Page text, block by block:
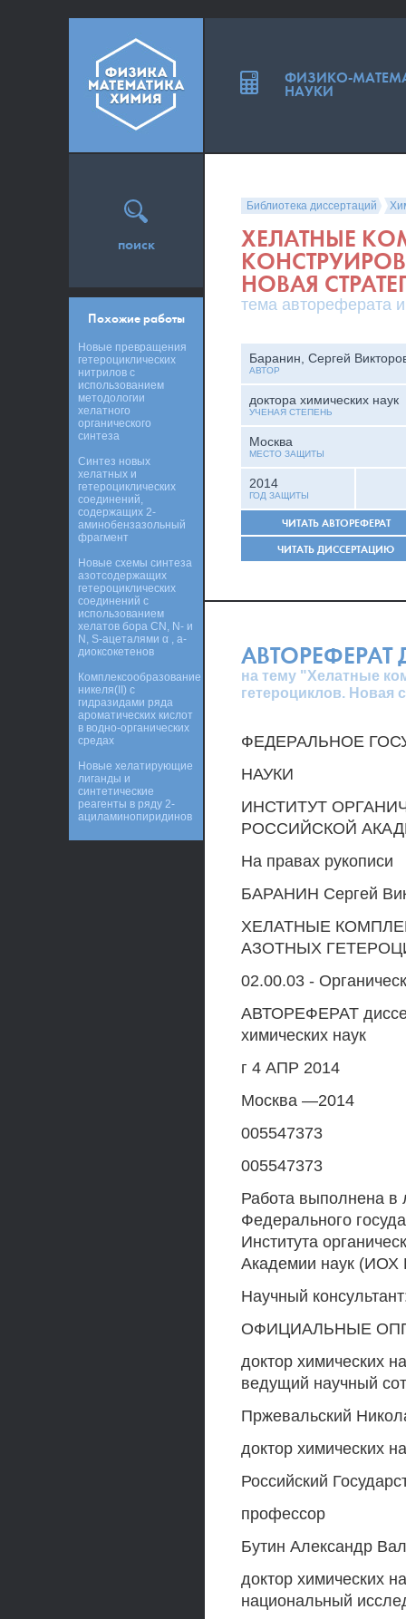
Библиотека диссертаций
ХЕЛАТНЫЕ
НОВАЯ
тема автореферата
Баранин, Сергей
АВТОР
доктора химических наук
УЧЕНАЯ СТЕПЕНЬ
Москва
МЕСТО ЗАЩИТЫ
2014
ГОД ЗАЩИТЫ
ЧИТАТЬ АВТОРЕФЕРАТ
ЧИТАТЬ ДИССЕРТАЦИЮ
АВТОРЕФЕРАТ
на тему "Хелатные
гетероциклов. Новая
ФЕДЕРАЛЬНОЕ
НАУКИ
ИНСТИТУТ
РОССИЙСКОЙ
На правах рукописи
БАРАНИН Сергей
ХЕЛАТНЫЕ
АЗОТНЫХ
02.00.03 -
АВТОРЕФЕРАТ
химических наук
г 4 АПР 2014
Москва —2014
005547373
005547373
Работа выполнена в
Федерального
Института
Академии наук (ИОХ
Научный
ОФИЦИАЛЬНЫЕ
доктор химических
ведущий научный
Пржевальский
доктор химических
Российский
профессор
Бутин Александр
доктор химических
национальный
поиск
Похожие работы
Новые превращения
гетероциклических
нитрилов с
использованием
методологии
хелатного
органического
синтеза
Синтез новых
хелатных и
гетероциклических
соединений,
содержащих 2-
аминобензазольный
фрагмент
Новые схемы синтеза
азотсодержащих
гетероциклических
соединений с
использованием
хелатов бора CN, N- и
N, S-ацеталями α , a-
диоксокетенов
Комплексообразование
никеля(II) с
гидразидами ряда
ароматических кислот
в водно-органических
средах
Новые хелатирующие
лиганды и
синтетические
реагенты в ряду 2-
ациламинопиридинов
ФИЗИКО-
НАУКИ